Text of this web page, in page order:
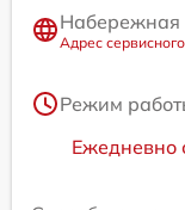
Набережная
Адрес
Режим
Ежедневно